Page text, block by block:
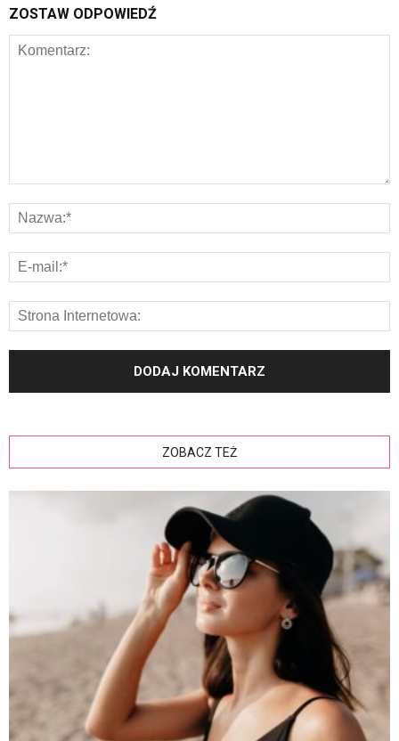
ZOSTAW ODPOWIEDŹ
ZOBACZ TEŻ